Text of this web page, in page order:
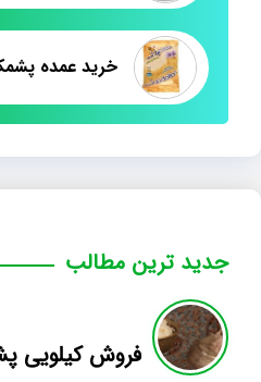
جدید ترین مطالب